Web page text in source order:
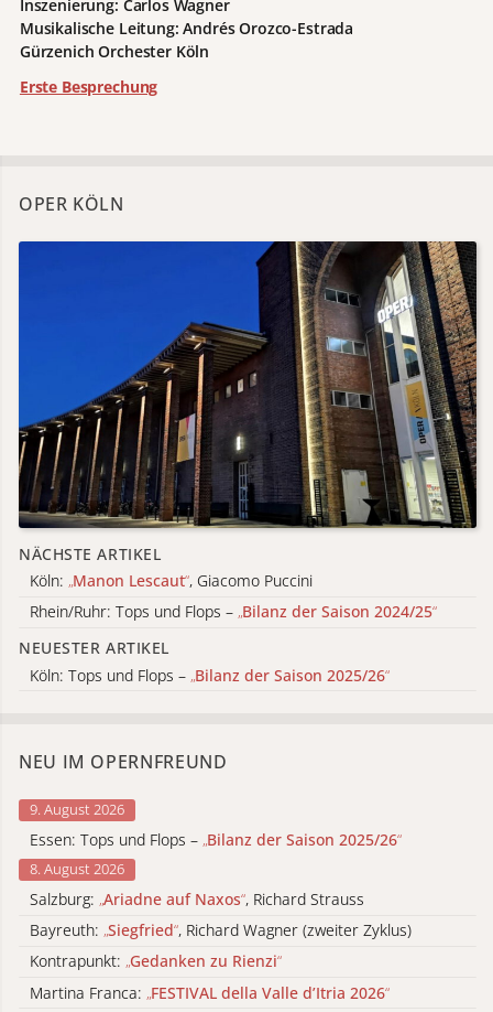
Inszenierung: Carlos Wagner
Musikalische Leitung: Andrés Orozco-Estrada
Gürzenich Orchester Köln
Erste Besprechung
OPER KÖLN
NÄCHSTE ARTIKEL
Köln: „Manon Lescaut“, Giacomo Puccini
Rhein/Ruhr: Tops und Flops – „Bilanz der Saison 2024/25“
NEUESTER ARTIKEL
Köln: Tops und Flops – „Bilanz der Saison 2025/26“
NEU IM OPERNFREUND
9. August 2026
Essen: Tops und Flops – „Bilanz der Saison 2025/26“
8. August 2026
Salzburg: „Ariadne auf Naxos“, Richard Strauss
Bayreuth: „Siegfried“, Richard Wagner (zweiter Zyklus)
Kontrapunkt: „Gedanken zu Rienzi“
Martina Franca: „FESTIVAL della Valle d’Itria 2026“